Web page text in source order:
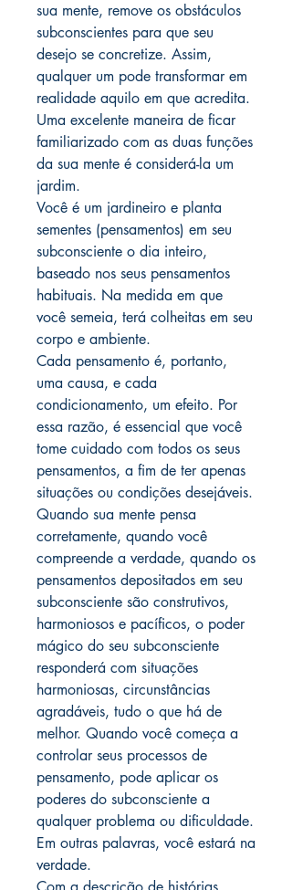
sua mente, remove os obstáculos
subconscientes para que seu
desejo se concretize. Assim,
qualquer um pode transformar em
realidade aquilo em que acredita.
Uma excelente maneira de ficar
familiarizado com as duas funções
da sua mente é considerá-la um
jardim.
Você é um jardineiro e planta
sementes (pensamentos) em seu
subconsciente o dia inteiro,
baseado nos seus pensamentos
habituais. Na medida em que
você semeia, terá colheitas em seu
corpo e ambiente.
Cada pensamento é, portanto,
uma causa, e cada
condicionamento, um efeito. Por
essa razão, é essencial que você
tome cuidado com todos os seus
pensamentos, a fim de ter apenas
situações ou condições desejáveis.
Quando sua mente pensa
corretamente, quando você
compreende a verdade, quando os
pensamentos depositados em seu
subconsciente são construtivos,
harmoniosos e pacíficos, o poder
mágico do seu subconsciente
responderá com situações
harmoniosas, circunstâncias
agradáveis, tudo o que há de
melhor. Quando você começa a
controlar seus processos de
pensamento, pode aplicar os
poderes do subconsciente a
qualquer problema ou dificuldade.
Em outras palavras, você estará na
verdade.